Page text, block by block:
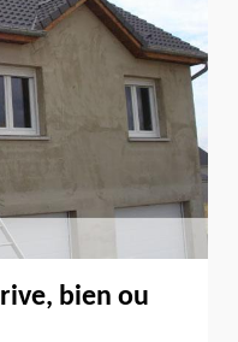
bien ou